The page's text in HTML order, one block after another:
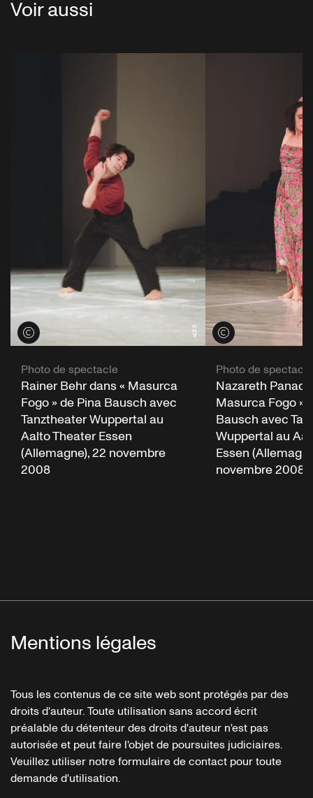
Voir aussi
Voir les crédits
Photo de spectacle
Rainer Behr dans « Masurca
Fogo » de Pina Bausch avec
Tanztheater Wuppertal au
Aalto Theater Essen
(Allemagne), 22 novembre
2008
Voir les crédits
Photo de spectacle
Nazareth
Masurca Fogo »
Bausch avec
Wuppertal au
Essen
novembre 2008
Mentions légales
Tous les contenus de ce site web sont protégés par des
droits d'auteur. Toute utilisation sans accord écrit
préalable du détenteur des droits d'auteur n'est pas
autorisée et peut faire l'objet de poursuites judiciaires.
Veuillez utiliser notre formulaire de contact pour toute
demande d'utilisation.